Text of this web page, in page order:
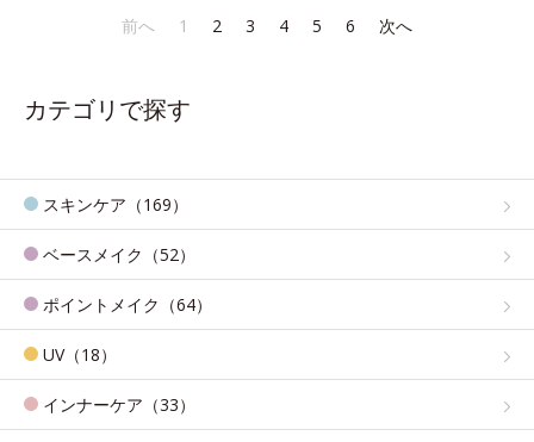
前へ 1 2 3 4 5 6 次へ
カテゴリで探す
スキンケア（169）
ベースメイク（52）
ポイントメイク（64）
UV（18）
インナーケア（33）